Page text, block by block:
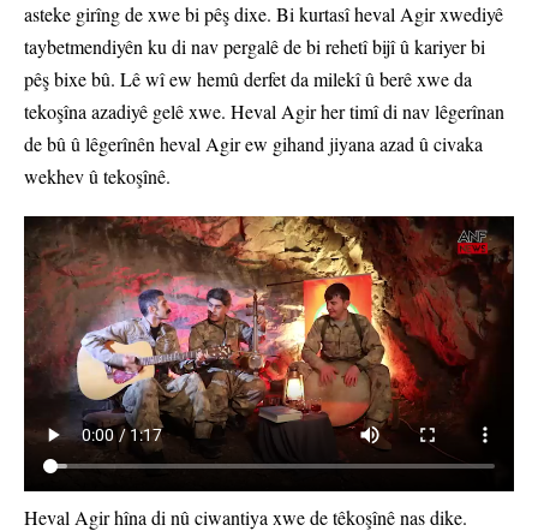
asteke girîng de xwe bi pêş dixe. Bi kurtasî heval Agir xwediyê
taybetmendiyên ku di nav pergalê de bi rehetî bijî û kariyer bi
pêş bixe bû. Lê wî ew hemû derfet da milekî û berê xwe da
tekoşîna azadiyê gelê xwe. Heval Agir her timî di nav lêgerînan
de bû û lêgerînên heval Agir ew gihand jiyana azad û civaka
wekhev û tekoşînê.
Heval Agir hîna di nû ciwantiya xwe de têkoşînê nas dike.